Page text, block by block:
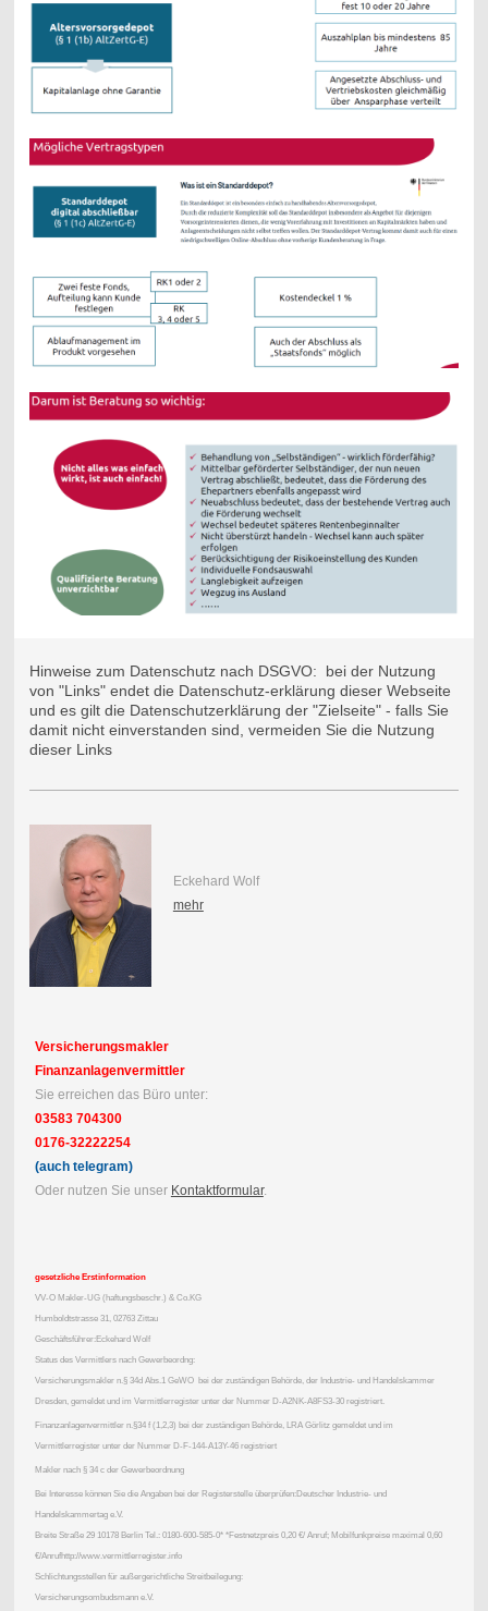
Hinweise zum Datenschutz nach DSGVO: bei der Nutzung
von "Links" endet die Datenschutz-erklärung dieser Webseite
und es gilt die Datenschutzerklärung der "Zielseite" - falls Sie
damit nicht einverstanden sind, vermeiden Sie die Nutzung
dieser Links
Eckehard Wolf
mehr
Versicherungsmakler
Finanzanlagenvermittler
Sie erreichen das Büro unter:
03583 704300
0176-32222254
(auch telegram)
Oder nutzen Sie unser Kontaktformular.
gesetzliche Erstinformation
VV-O Makler-UG (haftungsbeschr.) & Co.KG
Humboldtstrasse 31, 02763 Zittau
Geschäftsführer:Eckehard Wolf
Status des Vermittlers nach Gewerbeordng:
Versicherungsmakler n.§ 34d Abs.1 GeWO bei der zuständigen Behörde, der Industrie- und Handelskammer
Dresden, gemeldet und im Vermittlerregister unter der Nummer D-A2NK-A8FS3-30 registriert.
Finanzanlagenvermittler n.§34 f (1,2,3) bei der zuständigen Behörde, LRA Görlitz gemeldet und im
Vermittlerregister unter der Nummer D-F-144-A13Y-46 registriert
Makler nach § 34 c der Gewerbeordnung
Bei Interesse können Sie die Angaben bei der Registerstelle überprüfen:Deutscher Industrie- und
Handelskammertag e.V.
Breite Straße 29 10178 Berlin Tel.: 0180-600-585-0* *Festnetzpreis 0,20 €/ Anruf; Mobilfunkpreise maximal 0,60
€/Anrufhttp://www.vermittlerregister.info
Schlichtungsstellen für außergerichtliche Streitbeilegung:
Versicherungsombudsmann e.V.